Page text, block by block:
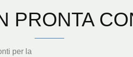
PRONTA
per la